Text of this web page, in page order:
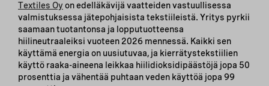
Textiles Oyon edelläkävijä vaatteiden vastuullisessa
valmistuksessa jätepohjaisista tekstiileistä. Yritys pyrkii
saamaan tuotantonsa ja lopputuotteensa
hiilineutraaleiksi vuoteen 2026 mennessä. Kaikki sen
käyttämä energia on uusiutuvaa, ja kierrätystekstiilien
käyttö raaka-aineena leikkaa hiilidioksidipäästöjä jopa 50
prosenttia ja vähentää puhtaan veden käyttöä jopa 99